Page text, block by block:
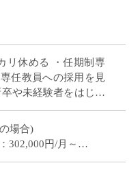
リ休める ・任期制専
任教員への採用を見
や未経験者をはじめ
進学校です
場合)
302,000円/月～